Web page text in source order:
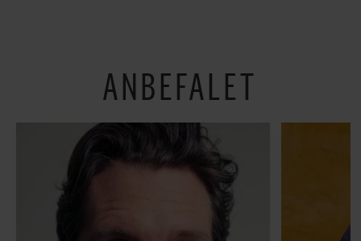
ANBEFALET